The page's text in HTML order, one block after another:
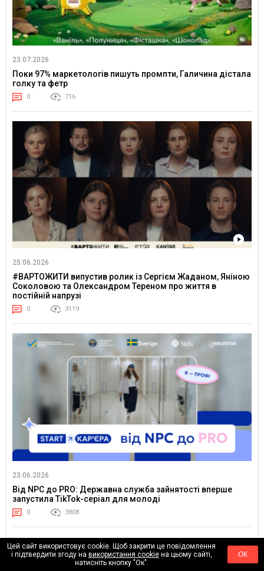
23.07.2026
Поки 97% маркетологів пишуть промпти, Галичина дістала
голку та фетр
0 716
25.06.2026
#ВАРТОЖИТИ випустив ролик із Сергієм Жаданом, Яніною
Соколовою та Олександром Тереном про життя в
постійній напрузі
0 3119
23.06.2026
Від NPC до PRO: Державна служба зайнятості вперше
запустила TikTok-серіал для молоді
0 3808
АКТУАЛЬНЕ
Цей сайт використовує cookie. Щоб закрити це повідомлення
і підтвердити згоду на використання cookieна цьому сайті,
натисніть кнопку "Ок".
ОК